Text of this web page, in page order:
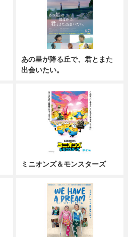
あの星が降る丘で、君とまた
出会いたい。
ミニオンズ＆モンスターズ